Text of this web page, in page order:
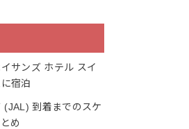
サンズ ホテル スイ
宿泊
(JAL) 到着までのスケ
め